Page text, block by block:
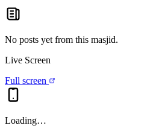
No posts yet from this masjid.
Live Screen
Full screen
Loading…